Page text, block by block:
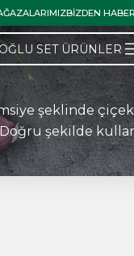
BIZDEN
SET ÜRÜNLER
şeklinde
Doğru şekilde